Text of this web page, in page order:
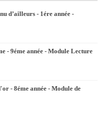
d’ailleurs - 1ére année -
- 9éme année - Module Lecture
- 8éme année - Module de